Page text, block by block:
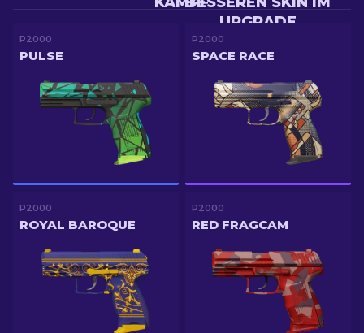
UPGRADE
P2000
PULSE
P2000
SPACE RACE
P2000
ROYAL BAROQUE
P2000
RED FRAGCAM